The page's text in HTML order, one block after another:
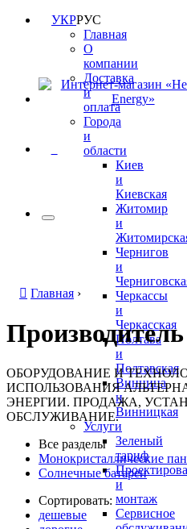
УКРРУС
Главная
О
компании
Доставка
и
оплата
Города
и
области
Киев
и
Киевская
Житомир
и
Чернигов
и
Черкассы
и
Черкасская
Полтава
и
Полтавская
Винница
и
Винницкая
Услуги
Зеленый
тариф
и
монтаж
Сервисное
Главная ›
ОБОРУДОВАНИЕ И
ИСПОЛЬЗОВАНИЯ
ЭНЕРГИИ. ПРОДАЖА,
ОБСЛУЖИВАНИЕ.
Все разделы
Монокристаллические
Солнечные батареи
Сортировать:
дешевые